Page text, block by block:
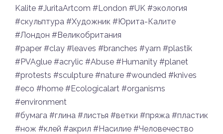
Kalite #JuritaArtcom #London #UK #экология
#скульптура #Художник #Юрита-Калите
#Лондон #Великобритания
#paper #clay #leaves #branches #yarn #plastik
#PVAglue #acrylic #Abuse #Humanity #planet
#protests #sculpture #nature #wounded #knives
#eco #home #Ecologicalart #organisms
#environment
#бумага #глина #листья #ветки #пряжа #пластик
#нож #клей #акрил #Насилие #Человечество